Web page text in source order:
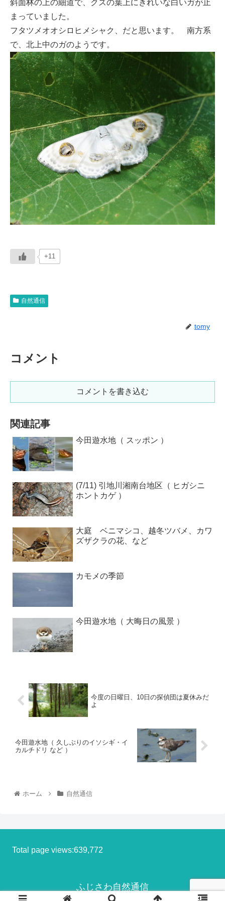
斜面林の上の細道で、クズの葉上にきれいな白いガが止
まっていました。
フタツメオオシロヒメシャク、だと思います。 南方系
で、北上中のガのようです。
+11
自然通信
tomy
コメント
コメントを書き込む
関連記事
今田遊水地（ スッポン ）
(7/11) 引地川湘南台地区（ ヒガシニ
ホントカゲ ）
大庭 ベニマシコ、越冬ツバメ、カワ
ズザクラの花、など
カモメの季節
今田遊水地（ 大晦日の風景 ）
今度の日曜日、10日の探偵団は夏休みだ
よ
今田遊水地（ 久しぶりのイソシギ・イ
カルチドリ など ）
ホーム 自然通信
Total page views:639,772
ふじさわ自然通信